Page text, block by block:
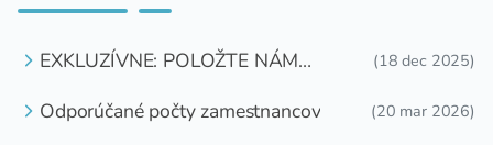
EXKLUZÍVNE: POLOŽTE NÁM
(18 dec 2025)
Odporúčané počty zamestnancov (20 mar 2026)